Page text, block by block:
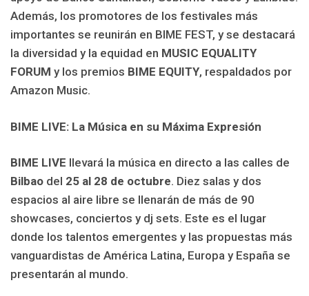
Además, los promotores de los festivales más
importantes se reunirán en BIME FEST, y se destacará
la diversidad y la equidad en MUSIC EQUALITY
FORUM y los premios BIME EQUITY, respaldados por
Amazon Music.
BIME LIVE: La Música en su Máxima Expresión
BIME LIVE llevará la música en directo a las calles de
Bilbao del 25 al 28 de octubre. Diez salas y dos
espacios al aire libre se llenarán de más de 90
showcases, conciertos y dj sets. Este es el lugar
donde los talentos emergentes y las propuestas más
vanguardistas de América Latina, Europa y España se
presentarán al mundo.